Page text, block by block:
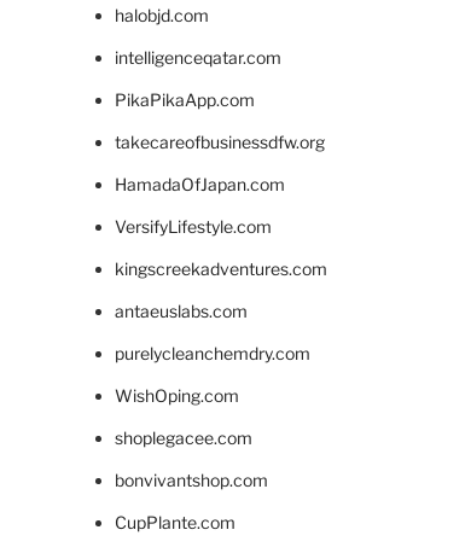
halobjd.com
intelligenceqatar.com
PikaPikaApp.com
takecareofbusinessdfw.org
HamadaOfJapan.com
VersifyLifestyle.com
kingscreekadventures.com
antaeuslabs.com
purelycleanchemdry.com
WishOping.com
shoplegacee.com
bonvivantshop.com
CupPlante.com